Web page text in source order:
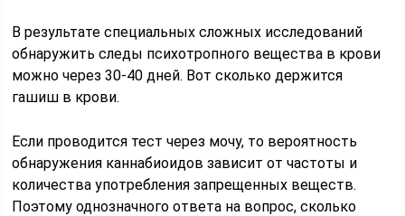
В результате специальных сложных исследований
обнаружить следы психотропного вещества в крови
можно через 30-40 дней. Вот сколько держится
гашиш в крови.
Если проводится тест через мочу, то вероятность
обнаружения каннабиоидов зависит от частоты и
количества употребления запрещенных веществ.
Поэтому однозначного ответа на вопрос, сколько